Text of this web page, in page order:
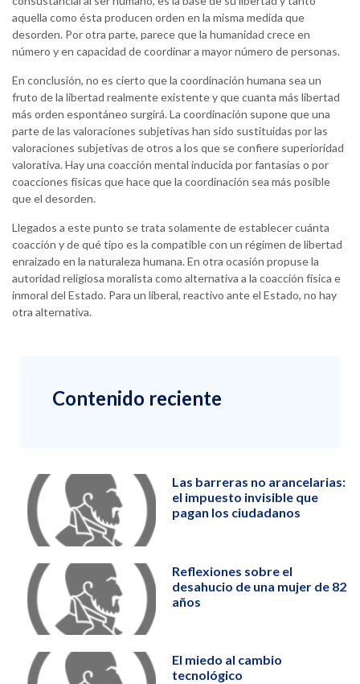
aquella como ésta producen orden en la misma medida que
desorden. Por otra parte, parece que la humanidad crece en
número y en capacidad de coordinar a mayor número de personas.
En conclusión, no es cierto que la coordinación humana sea un
fruto de la libertad realmente existente y que cuanta más libertad
más orden espontáneo surgirá. La coordinación supone que una
parte de las valoraciones subjetivas han sido sustituidas por las
valoraciones subjetivas de otros a los que se confiere superioridad
valorativa. Hay una coacción mental inducida por fantasías o por
coacciones físicas que hace que la coordinación sea más posible
que el desorden.
Llegados a este punto se trata solamente de establecer cuánta
coacción y de qué tipo es la compatible con un régimen de libertad
enraizado en la naturaleza humana. En otra ocasión propuse la
autoridad religiosa moralista como alternativa a la coacción física e
inmoral del Estado. Para un liberal, reactivo ante el Estado, no hay
otra alternativa.
Contenido reciente
Las barreras no arancelarias:
el impuesto invisible que
pagan los ciudadanos
Reflexiones sobre el
desahucio de una mujer de 82
años
El miedo al cambio
tecnológico